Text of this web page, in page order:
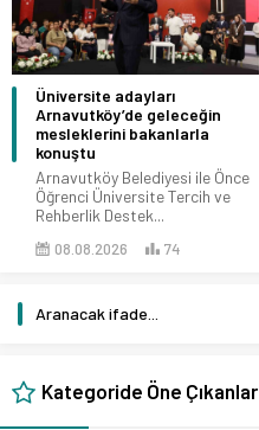
Üniversite adayları
Arnavutköy’de geleceğin
mesleklerini bakanlarla
konuştu
Arnavutköy Belediyesi ile Önce
Öğrenci Üniversite Tercih ve
Rehberlik Destek...
08.08.2026 74
Kategoride Öne Çıkanlar